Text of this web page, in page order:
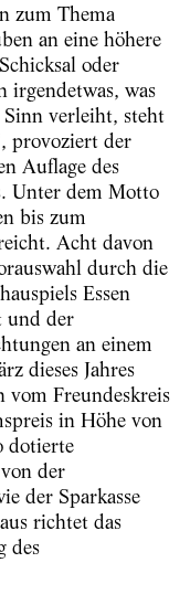
zum Thema
an eine höhere
oder
irgendetwas, was
Sinn verleiht, steht
provoziert der
Auflage des
Unter dem Motto
bis zum
Acht davon
durch die
Essen
und der
an einem
dieses Jahres
vom Freundeskreis
in Höhe von
dotierte
der
der Sparkasse
richtet das
des